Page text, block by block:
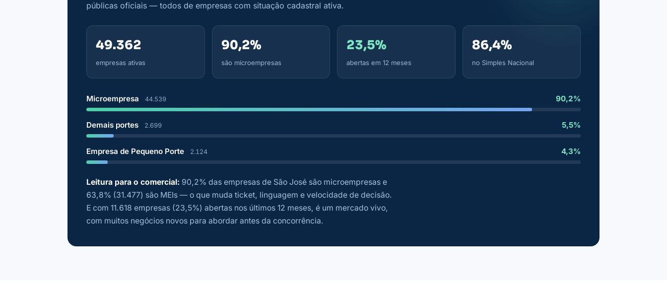
públicas oficiais — todos de empresas com situação cadastral ativa.
49.362
empresas ativas
90,2%
são microempresas
23,5%
abertas em 12 meses
86,4%
no Simples Nacional
Microempresa 44.539 90,2%
Demais portes 2.699 5,5%
Empresa de Pequeno Porte 2.124 4,3%
Leitura para o comercial: 90,2% das empresas de São José são microempresas e
63,8% (31.477) são MEIs — o que muda ticket, linguagem e velocidade de decisão.
E com 11.618 empresas (23,5%) abertas nos últimos 12 meses, é um mercado vivo,
com muitos negócios novos para abordar antes da concorrência.